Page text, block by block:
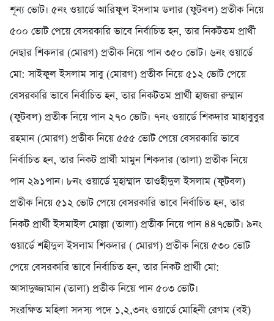
শূন্য ভোট। ৫নং ওয়ার্ডে আরিফুল ইসলাম ডলার (ফুটবল) প্রতীক নিয়ে
৫০০ ভোট পেয়ে বেসরকারি ভাবে নির্বাচিত হন, তার নিকটতম প্রার্থী
নেছার শিকদার (মোরগ) প্রতীক নিয়ে পান ৩৫০ ভোট। ৬নং ওয়ার্ডে
মো: সাইফুল ইসলাম সাবু (মোরগ) প্রতীক নিয়ে ৫১২ ভোট পেয়ে
বেসরকারি ভাবে নির্বাচিত হন, তার নিকটতম প্রার্থী হাজরা রুম্মান
(ফুটবল) প্রতীক নিয়ে পান ২৭০ ভোট। ৭নং ওয়ার্ডে শিকদার মাহাবুবুর
রহমান (মোরগ) প্রতীক নিয়ে ৫৫৫ ভোট পেয়ে বেসরকারি ভাবে
নির্বাচিত হন, তার নিকট প্রার্থী মামুন শিকদার (তালা) প্রতীক নিয়ে
পান ২৯১পান। ৮নং ওয়ার্ডে মুহাম্মাদ তাওহীদুল ইসলাম (ফুটবল)
প্রতীক নিয়ে ৫১২ ভোট পেয়ে বেসরকারি ভাবে নির্বাচিত হন, তার
নিকট প্রার্থী ইসমাইল মোল্লা (তালা) প্রতীক নিয়ে পান ৪৪৭ভোট। ৯নং
ওয়ার্ডে শহীদুল ইসলাম শিকদার ( মোরগ) প্রতীক নিয়ে ৫৩০ ভোট
পেয়ে বেসরকারি ভাবে নির্বাচিত হন, তার নিকট প্রার্থী মো:
আসাদুজ্জামান (তালা) প্রতীক নিয়ে পান ৫০৩ ভোট।
সংরক্ষিত মহিলা সদস্য পদে ১,২,৩নং ওয়ার্ডে মোহিনী রেগম (বই)